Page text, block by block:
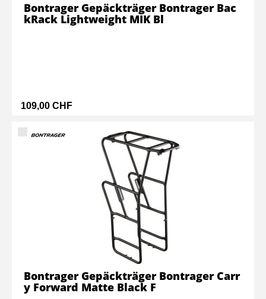
109,00 CHF
Bontrager Gepäckträger Bontrager Bac
kRack Lightweight MIK Bl
Bontrager Gepäckträger Bontrager Carr
y Forward Matte Black F